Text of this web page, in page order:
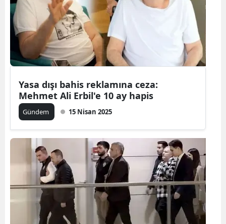
Yasa dışı bahis reklamına ceza:
Mehmet Ali Erbil'e 10 ay hapis
Gündem 15 Nisan 2025